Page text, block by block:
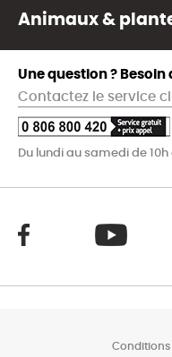
Animaux &
Une question ? Besoin
Contactez le service
Du lundi au samedi de 10h
Conditions